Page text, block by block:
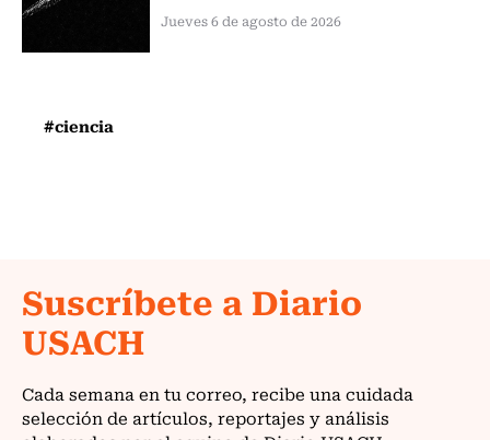
Jueves 6 de agosto de 2026
#ciencia